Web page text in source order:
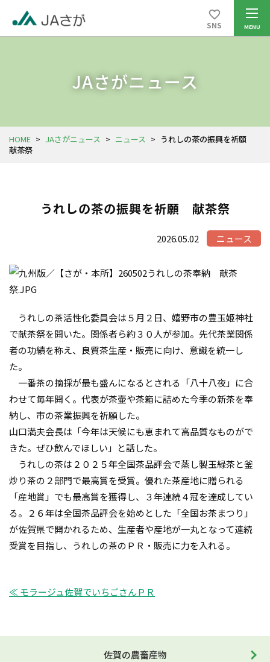
SNS
JAさがニュース
HOME > JAさがニュース > ニュース > うれしの茶の振興を祈願
献茶祭
うれしの茶の振興を祈願 献茶祭
2026.05.02 ニュース
うれしの茶活性化委員会は５月２日、嬉野市の豊玉姫神社
で献茶祭を開いた。関係者ら約３０人が参加。先代茶業関係
者の功績を称え、良質茶生産・販売に向け、意識を統一し
た。
一番茶の摘採が最も盛んになるとされる「八十八夜」に合
わせて毎年開く。代表が茶壷や茶箱に詰めた今季の新茶を奉
納し、市の茶業振興を祈願した。
山口満夫会長は「今年は天候にも恵まれて高品質なものがで
きた。ぜひ飲んでほしい」と話した。
うれしの茶は２０２５年全国茶品評会で蒸し製玉緑茶と釜
炒り茶の２部門で最高賞を受賞。優れた茶産地に贈られる
「産地賞」でも最高賞を獲得し、３年連続４冠を達成してい
る。２６年は全国茶品評会を始めとした「全国お茶まつり」
が佐賀県で開かれるため、生産者や産地が一丸となって連続
受賞を目指し、うれしの茶のＰＲ・販売に力を入れる。
≪ モラージュ佐賀でいちごさんＰＲ
佐賀の農畜産物